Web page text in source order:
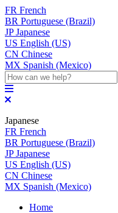
FR French
BR Portuguese (Brazil)
JP Japanese
US English (US)
CN Chinese
MX Spanish (Mexico)
Japanese
FR French
BR Portuguese (Brazil)
JP Japanese
US English (US)
CN Chinese
MX Spanish (Mexico)
Home